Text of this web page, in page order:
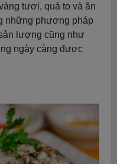
tươi, quả to và ăn
những phương pháp
lượng cũng như
ngày càng được